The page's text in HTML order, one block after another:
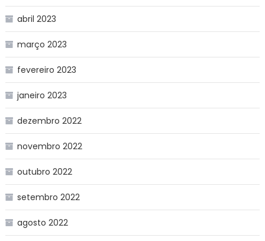
abril 2023
março 2023
fevereiro 2023
janeiro 2023
dezembro 2022
novembro 2022
outubro 2022
setembro 2022
agosto 2022